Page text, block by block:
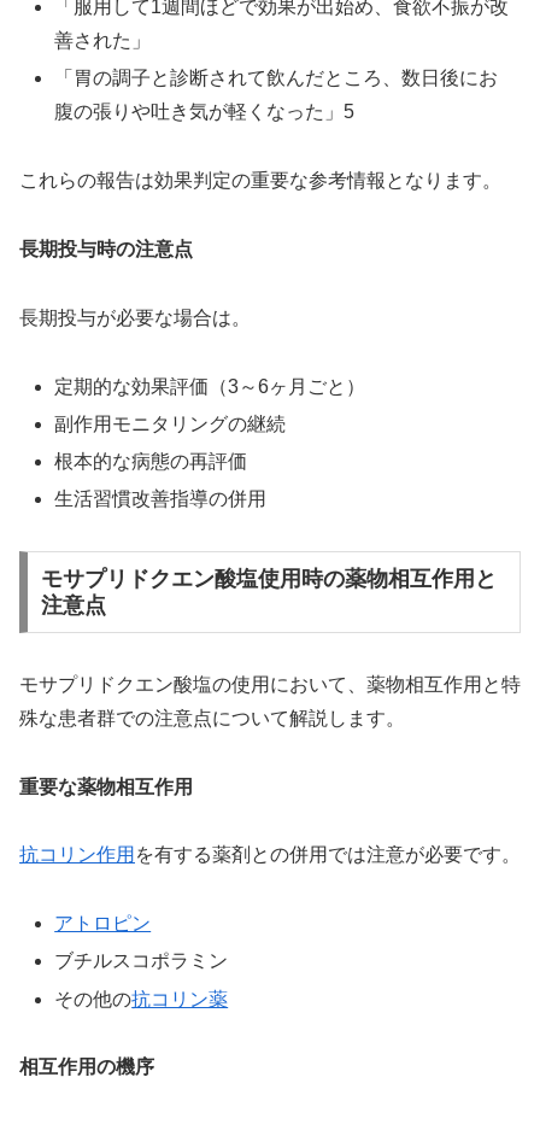
「服用して1週間ほどで効果が出始め、食欲不振が改
善された」
「胃の調子と診断されて飲んだところ、数日後にお
腹の張りや吐き気が軽くなった」5
これらの報告は効果判定の重要な参考情報となります。
長期投与時の注意点
長期投与が必要な場合は。
定期的な効果評価（3～6ヶ月ごと）
副作用モニタリングの継続
根本的な病態の再評価
生活習慣改善指導の併用
モサプリドクエン酸塩使用時の薬物相互作用と
注意点
モサプリドクエン酸塩の使用において、薬物相互作用と特
殊な患者群での注意点について解説します。
重要な薬物相互作用
抗コリン作用 を有する薬剤との併用では注意が必要です。
アトロピン
ブチルスコポラミン
その他の抗コリン薬
相互作用の機序